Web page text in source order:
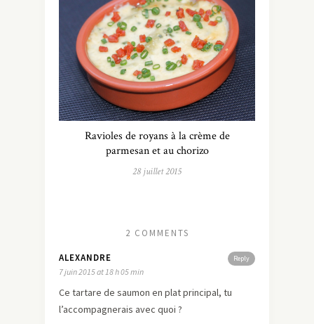
Ravioles de royans à la crème de
parmesan et au chorizo
28 juillet 2015
2 COMMENTS
Reply
ALEXANDRE
7 juin 2015 at 18 h 05 min
Ce tartare de saumon en plat principal, tu
l’accompagnerais avec quoi ?